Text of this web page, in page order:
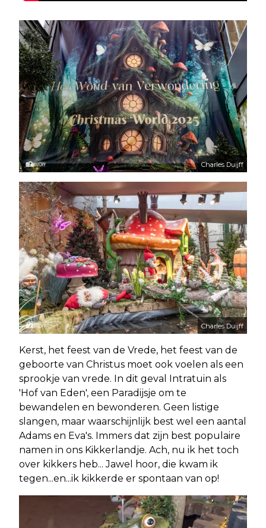
Charles Duijff
Charles Duijff
Kerst, het feest van de Vrede, het feest van de
geboorte van Christus moet ook voelen als een
sprookje van vrede. In dit geval Intratuin als
'Hof van Eden', een Paradijsje om te
bewandelen en bewonderen. Geen listige
slangen, maar waarschijnlijk best wel een aantal
Adams en Eva's. Immers dat zijn best populaire
namen in ons Kikkerlandje. Ach, nu ik het toch
over kikkers heb... Jawel hoor, die kwam ik
tegen...en...ik kikkerde er spontaan van op!